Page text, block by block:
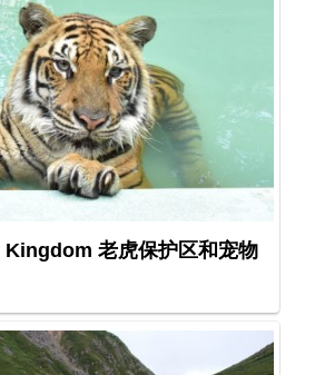
老虎保护区和宠物